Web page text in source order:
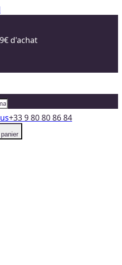
d'achat
+33 9 80 80 86 84